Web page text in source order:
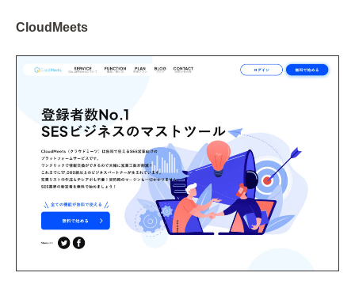
CloudMeets